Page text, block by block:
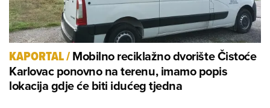
KAPORTAL/Mobilno reciklažno dvorište Čistoće
Karlovac ponovno na terenu, imamo popis
lokacija gdje će biti idućeg tjedna